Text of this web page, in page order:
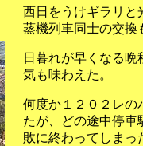
西日をうけギラリと
蒸機列車同士の交換
日暮れが早くなる晩
気も味わえた。
何度か１２０２レの
たが、どの途中停車
敗に終わってしまっ